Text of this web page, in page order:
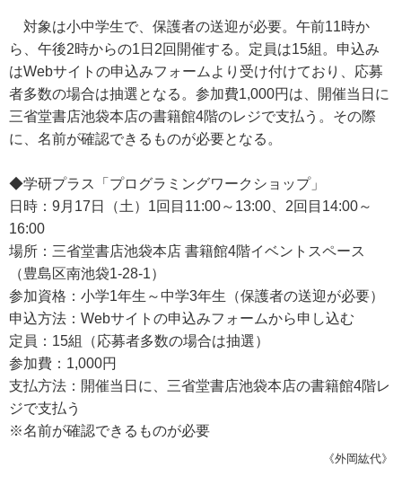
対象は小中学生で、保護者の送迎が必要。午前11時か
ら、午後2時からの1日2回開催する。定員は15組。申込み
はWebサイトの申込みフォームより受け付けており、応募
者多数の場合は抽選となる。参加費1,000円は、開催当日に
三省堂書店池袋本店の書籍館4階のレジで支払う。その際
に、名前が確認できるものが必要となる。
◆学研プラス「プログラミングワークショップ」
日時：9月17日（土）1回目11:00～13:00、2回目14:00～
16:00
場所：三省堂書店池袋本店 書籍館4階イベントスペース
（豊島区南池袋1-28-1）
参加資格：小学1年生～中学3年生（保護者の送迎が必要）
申込方法：Webサイトの申込みフォームから申し込む
定員：15組（応募者多数の場合は抽選）
参加費：1,000円
支払方法：開催当日に、三省堂書店池袋本店の書籍館4階レ
ジで支払う
※名前が確認できるものが必要
《外岡紘代》